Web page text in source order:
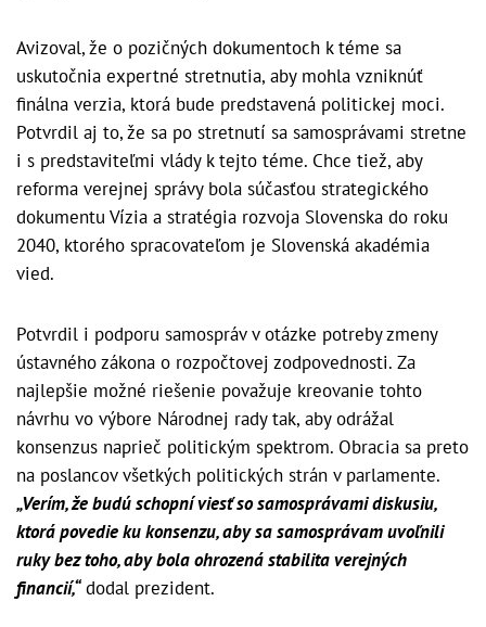
Avizoval, že o pozičných dokumentoch k téme sa
uskutočnia expertné stretnutia, aby mohla vzniknúť
finálna verzia, ktorá bude predstavená politickej moci.
Potvrdil aj to, že sa po stretnutí sa samosprávami stretne
i s predstaviteľmi vlády k tejto téme. Chce tiež, aby
reforma verejnej správy bola súčasťou strategického
dokumentu Vízia a stratégia rozvoja Slovenska do roku
2040, ktorého spracovateľom je Slovenská akadémia
vied.
Potvrdil i podporu samospráv v otázke potreby zmeny
ústavného zákona o rozpočtovej zodpovednosti. Za
najlepšie možné riešenie považuje kreovanie tohto
návrhu vo výbore Národnej rady tak, aby odrážal
konsenzus naprieč politickým spektrom. Obracia sa preto
na poslancov všetkých politických strán v parlamente.
„Verím, že budú schopní viesť so samosprávami diskusiu,
ktorá povedie ku konsenzu, aby sa samosprávam uvoľnili
ruky bez toho, aby bola ohrozená stabilita verejných
financií,“dodal prezident.